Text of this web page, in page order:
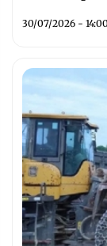
30/07/2026 - 14:00